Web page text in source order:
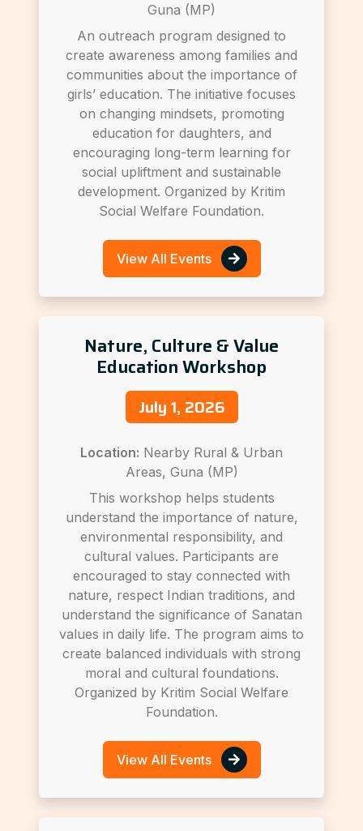
Guna (MP)
An outreach program designed to
create awareness among families and
communities about the importance of
girls’ education. The initiative focuses
on changing mindsets, promoting
education for daughters, and
encouraging long-term learning for
social upliftment and sustainable
development. Organized by Kritim
Social Welfare Foundation.
View All Events
Nature, Culture & Value
Education Workshop
July 1, 2026
Location: Nearby Rural & Urban
Areas, Guna (MP)
This workshop helps students
understand the importance of nature,
environmental responsibility, and
cultural values. Participants are
encouraged to stay connected with
nature, respect Indian traditions, and
understand the significance of Sanatan
values in daily life. The program aims to
create balanced individuals with strong
moral and cultural foundations.
Organized by Kritim Social Welfare
Foundation.
View All Events